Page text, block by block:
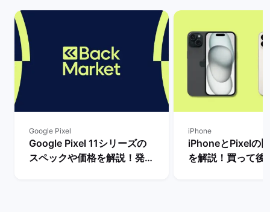
Google Pixel
Google Pixel 11シリーズの
スペックや価格を解説！発売
iPhone
iPhoneとPixelの
を解説！買って後